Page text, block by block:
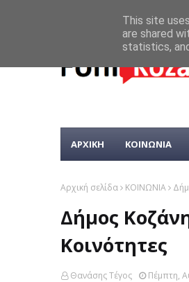
ΑΡΧΙΚΗ ΚΟΙΝΩΝΙΑ
Αρχική σελίδα ΚΟΙΝΩΝΙΑ
Δήμος
Κοινότητες
Θανάσης Τέγος Πέμπτη,
This site
are shared
statistics,